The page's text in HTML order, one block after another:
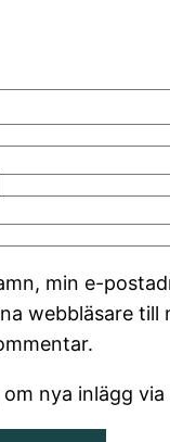
min e-
webbläsare till
nya inlägg